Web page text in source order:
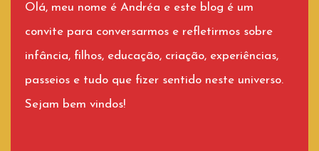
Olá, meu nome é Andréa e este blog é um
convite para conversarmos e refletirmos sobre
infância, filhos, educação, criação, experiências,
passeios e tudo que fizer sentido neste universo.
Sejam bem vindos!